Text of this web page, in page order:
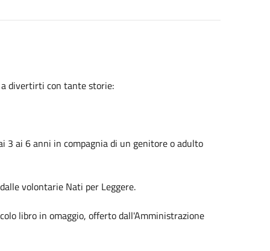
divertirti con tante storie:
3 ai 6 anni in compagnia di un genitore o adulto
volontarie Nati per Leggere.
libro in omaggio, offerto dall'Amministrazione